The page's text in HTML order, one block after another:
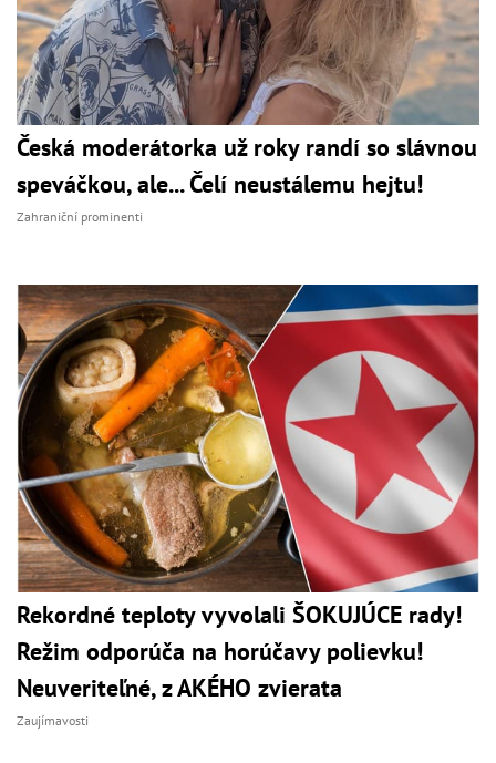
Česká moderátorka už roky randí so slávnou
speváčkou, ale... Čelí neustálemu hejtu!
Zahraniční prominenti
Rekordné teploty vyvolali ŠOKUJÚCE rady!
Režim odporúča na horúčavy polievku!
Neuveriteľné, z AKÉHO zvierata
Zaujímavosti